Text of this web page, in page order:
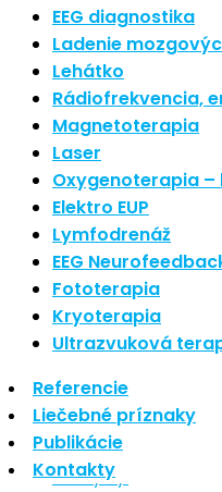
EEG diagnostika
Ladenie
Lehátko
Rádiofrekvencia,
Magnetoterapia
Laser
Oxygenoterapia
Elektro EUP
Lymfodrenáž
EEG
Fototerapia
Kryoterapia
Ultrazvuková
Referencie
Liečebné príznaky
Publikácie
Kontakty
Nové polarizované
So psoriázou netreba
Rozšírenie služieb
Hudba a vývoj mozgu
Najnovšie
Žiadne komentáre na
Archív
september 2021
apríl 2021
august 2020
Kategórie
Nezaradené
Skin Care
Zdravý štýl